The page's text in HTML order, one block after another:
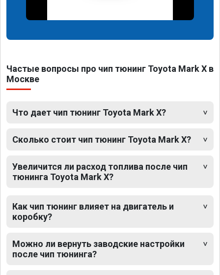
Частые вопросы про чип тюнинг Toyota Mark X в
Москве
Что дает чип тюнинг Toyota Mark X?
Сколько стоит чип тюнинг Toyota Mark X?
Увеличится ли расход топлива после чип
тюнинга Toyota Mark X?
Как чип тюнинг влияет на двигатель и
коробку?
Можно ли вернуть заводские настройки
после чип тюнинга?